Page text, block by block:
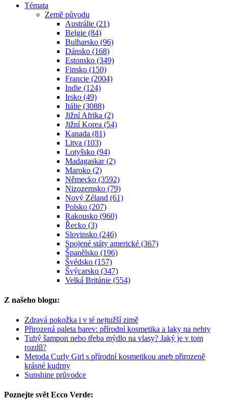
Témata
Země původu
Austrálie (21)
Belgie (84)
Bulharsko (96)
Dánsko (168)
Estonsko (349)
Finsko (150)
Francie (2004)
Indie (124)
Irsko (49)
Itálie (3088)
Jižní Afrika (2)
Jižní Korea (54)
Kanada (81)
Litva (103)
Lotyšsko (94)
Madagaskar (2)
Maroko (2)
Německo (3592)
Nizozemsko (79)
Nový Zéland (61)
Polsko (207)
Rakousko (960)
Řecko (3)
Slovinsko (246)
Spojené státy americké (367)
Španělsko (196)
Švédsko (157)
Švýcarsko (347)
Velká Británie (554)
Z našeho blogu:
Zdravá pokožka i v té nejtužší zimě
Přirozená paleta barev: přírodní kosmetika a laky na nehty
Tuhý šampon nebo třeba mýdlo na vlasy? Jaký je v tom
rozdíl?
Metoda Curly Girl s přírodní kosmetikou aneb přirozeně
krásné kudrny
Sunshine průvodce
Poznejte svět Ecco Verde: